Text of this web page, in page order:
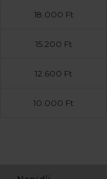
18.000 Ft
15.200 Ft
12.600 Ft
10.000 Ft